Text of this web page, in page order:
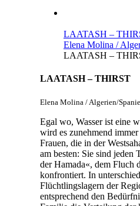
LAATASH –
Elena Molina /
LAATASH –
LAATASH – THIRST
Elena Molina / Algerien/
Egal wo, Wasser ist eine
wird es zunehmend
Frauen, die in der
am besten: Sie sind jeden
der Hamada«, dem Fluch
konfrontiert. In
Flüchtlingslagern der
entsprechend den